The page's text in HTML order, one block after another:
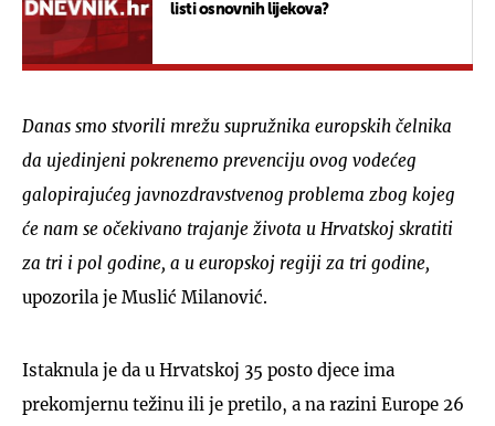
listi osnovnih lijekova?
Danas smo stvorili mrežu supružnika europskih čelnika
da ujedinjeni pokrenemo prevenciju ovog vodećeg
galopirajućeg javnozdravstvenog problema zbog kojeg
će nam se očekivano trajanje života u Hrvatskoj skratiti
za tri i pol godine, a u europskoj regiji za tri godine,
upozorila je Muslić Milanović.
Istaknula je da u Hrvatskoj 35 posto djece ima
prekomjernu težinu ili je pretilo, a na razini Europe 26